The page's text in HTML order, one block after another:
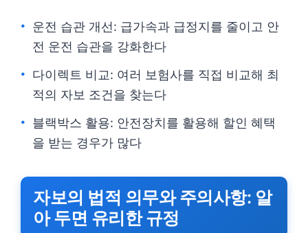
운전 습관 개선: 급가속과 급정지를 줄이고 안
전 운전 습관을 강화한다
다이렉트 비교: 여러 보험사를 직접 비교해 최
적의 자보 조건을 찾는다
블랙박스 활용: 안전장치를 활용해 할인 혜택
을 받는 경우가 많다
자보의 법적 의무와 주의사항: 알
아 두면 유리한 규정